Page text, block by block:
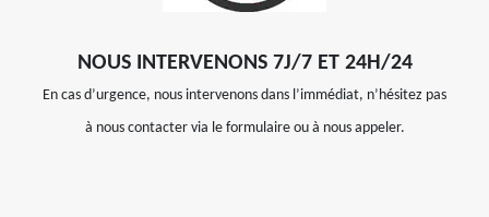
NOUS INTERVENONS 7J/7 ET 24H/24
En cas d’urgence, nous intervenons dans l’immédiat, n’hésitez pas
à nous contacter via le formulaire ou à nous appeler.